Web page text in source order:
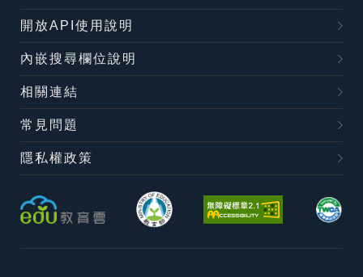
開放API使用說明
內嵌搜尋欄位說明
相關連結
常見問題
隱私權政策